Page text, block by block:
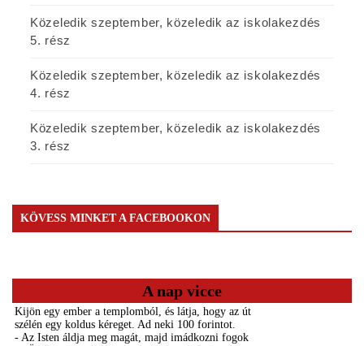
Közeledik szeptember, közeledik az iskolakezdés
5. rész
Közeledik szeptember, közeledik az iskolakezdés
4. rész
Közeledik szeptember, közeledik az iskolakezdés
3. rész
KÖVESS MINKET A FACEBOOKON
A nap vicce